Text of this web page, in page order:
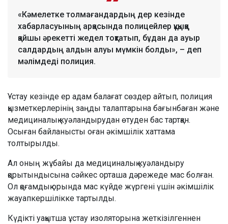
«Кәмелетке толмағандардың дер кезінде
хабарласуының арқасында полицейлер құқыққа
қайшы әрекетті жедел тоқтатып, бұдан да ауыр
салдардың алдын алуы мүмкін болды», – деп
мәлімдеді полиция.
Ұстау кезінде ер адам балағат сөздер айтып, полиция
қызметкерлерінің заңды талаптарына бағынбаған және
медициналық куәландырудан өтуден бас тартқан.
Осыған байланысты оған әкімшілік хаттама
толтырылды.
Ал оның жұбайы да медициналық куәландыру
қорытындысына сәйкес орташа дәрежеде мас болған.
Ол қоғамдық орында мас күйде жүргені үшін әкімшілік
жауапкершілікке тартылды.
Күдікті уақытша ұстау изоляторына жеткізілгеннен